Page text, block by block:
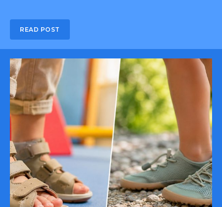
READ POST